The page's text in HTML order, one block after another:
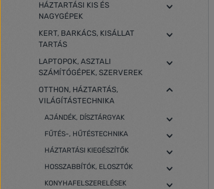
HÁZTARTÁSI KIS ÉS
NAGYGÉPEK
KERT, BARKÁCS, KISÁLLAT
TARTÁS
LAPTOPOK, ASZTALI
SZÁMÍTÓGÉPEK, SZERVEREK
OTTHON, HÁZTARTÁS,
VILÁGÍTÁSTECHNIKA
AJÁNDÉK, DÍSZTÁRGYAK
FŰTÉS-, HŰTÉSTECHNIKA
HÁZTARTÁSI KIEGÉSZÍTŐK
HOSSZABBÍTÓK, ELOSZTÓK
KONYHAFELSZERELÉSEK